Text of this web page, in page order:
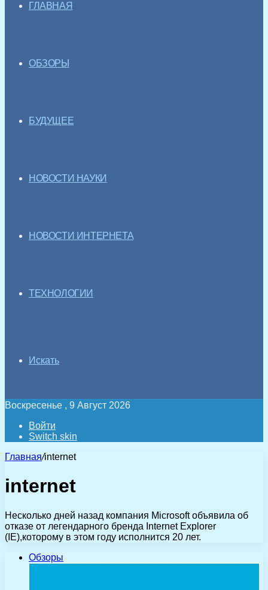
ГЛАВНАЯ
ОБЗОРЫ
БУДУЩЕЕ
НОВОСТИ НАУКИ
НОВОСТИ ИНТЕРНЕТА
ТЕХНОЛОГИИ
Искать
Воскресенье , 9 Август 2026
Войти
Switch skin
Главная/internet
internet
Несколько дней назад компания Microsoft объявила об
отказе от легендарного бренда Internet Explorer
(IE),которому в этом году исполнится 20 лет.
Обзоры